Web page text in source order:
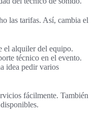
las tarifas. Así, cambia el
el alquiler del equipo.
técnico en el evento.
idea pedir varios
fácilmente. También